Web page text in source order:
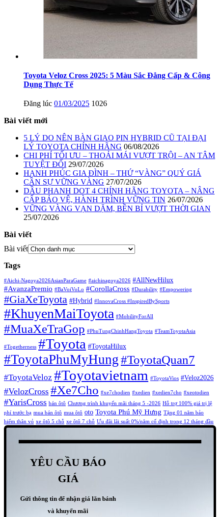
Toyota Veloz Cross 2025: 5 Màu Sắc Đẳng Cấp & Công
Dụng Thực Tế
Đăng lúc 01/03/2025 1026
Bài viết mới
5 LÝ DO NÊN BÀN GIAO PIN HYBRID CŨ TẠI ĐẠI
LÝ TOYOTA CHÍNH HÃNG 06/08/2026
CHI PHÍ TỐI ƯU – THOẢI MÁI VƯỢT TRỘI – AN TÂM
TUYỆT ĐỐI 29/07/2026
HẠNH PHÚC GIA ĐÌNH – THỨ “VÀNG” QUÝ GIÁ
CẦN SỰ VỮNG VÀNG 27/07/2026
DẦU PHANH DOT 4 CHÍNH HÃNG TOYOTA – NÂNG
CẤP BẢO VỆ, HÀNH TRÌNH VỮNG TIN 26/07/2026
VỮNG VÀNG VẠN DẶM, BỀN BỈ VƯỢT THỜI GIAN
25/07/2026
Bài viết
Bài viết
Tags
#Aichi-Nagoya2026AsianParaGame #aichinagoya2026 #AllNewHilux
#AvanzaPremio #BaVoiVoLo #CorollaCross #Durability #Empowering
#GiaXeToyota #Hybrid #InnovaCross ​ #InspiredBySports
#KhuyenMaiToyota #MobilityForAll
#MuaXeTraGop #PhuTungChinhHangToyota #TeamToyotaAsia
#Togetherness #Toyota #ToyotaHilux
#ToyotaPhuMyHung#ToyotaQuan7
#ToyotaVeloz #Toyotavietnam #ToyotaVios #Veloz2026
#VelozCross #Xe7Cho #xe7chodien #xedien #xedien7cho #xeotodien
#YarisCross bán ôtô Chương trình khuyến mãi tháng 5 -2026 Hỗ trợ 100% giá trị lệ
phí trước bạ mua bán ôtô mua ôtô oto Toyota Phú Mỹ Hưng Tặng 01 năm bảo
hiểm thân vỏ xe ôtô 5 chỗ xe ôtô 7 chỗ Ưu đãi lãi suất 0%/năm cố định trong 12 tháng đầu
YÊU CẦU BÁO
GIÁ
Gửi thông tin để nhận giá lăn bánh
và khuyến mãi